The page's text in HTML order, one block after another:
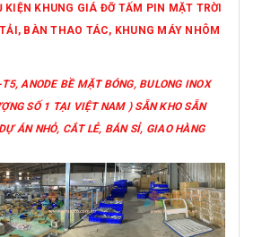
KHUNG GIÁ ĐỠ TẤM PIN MẶT TRỜI
BÀN THAO TÁC, KHUNG MÁY NHÔM
ANODE BỀ MẶT BÓNG, BULONG INOX
SỐ 1 TẠI VIỆT NAM ) SẴN KHO SẴN
ÁN NHỎ, CẮT LẺ, BÁN SỈ, GIAO HÀNG